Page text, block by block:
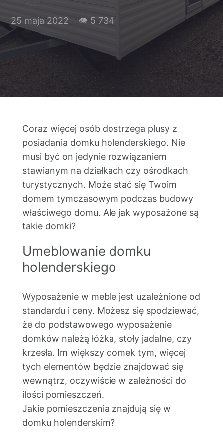
Kontakt
25 maja 2022 👁 5 734
Coraz więcej osób dostrzega plusy z
posiadania domku holenderskiego. Nie
musi być on jedynie rozwiązaniem
stawianym na działkach czy ośrodkach
turystycznych. Może stać się Twoim
domem tymczasowym podczas budowy
właściwego domu. Ale jak wyposażone są
takie domki?
Umeblowanie domku
holenderskiego
Wyposażenie w meble jest uzależnione od
standardu i ceny. Możesz się spodziewać,
że do podstawowego wyposażenie
domków należą łóżka, stoły jadalne, czy
krzesła. Im większy domek tym, więcej
tych elementów będzie znajdować się
wewnątrz, oczywiście w zależności do
ilości pomieszczeń.
Jakie pomieszczenia znajdują się w
domku holenderskim?